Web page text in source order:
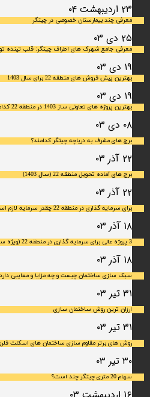
۲۳ اردیبهشت ۰۴
معرفی چند بیمارستان خصوصی در چیتگر
۲۵ دی ۰۳
معرفی جامع شهرک‌ های اطراف چیتگر: قلب تپنده
۱۹ دی ۰۳
بهترین پیش فروش های منطقه 22 برای سال 1403
۱۹ دی ۰۳
بهترین پروژه های تعاونی ساز 1403 در منطقه 22 کدامند؟
۰۸ دی ۰۳
برج های مشرف به دریاچه چیتگر کدامند؟
۲۲ آذر ۰۳
برج های آماده تحویل منطقه 22 (سال 1403)
۲۲ آذر ۰۳
برای سرمایه‌ گذاری در منطقه 22 چقدر سرمایه لازم است؟
۱۸ آذر ۰۳
3 پروژه عالی برای سرمایه گذاری در منطقه 22 (ویژه سال 1403)
۱۸ آذر ۰۳
سبک سازی ساختمان چیست و چه مزایا و معایبی
۳۱ تیر ۰۳
ارزان ترین روش ساختمان سازی
۳۱ تیر ۰۳
روش های برتر مقاوم سازی ساختمان های اسکلت
۳۰ تیر ۰۳
سهام 20 متری چیتگر چند است؟